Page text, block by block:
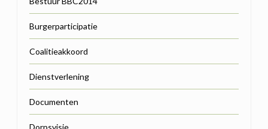
Burgerparticipatie
Coalitieakkoord
Dienstverlening
Documenten
Dorpsvisie